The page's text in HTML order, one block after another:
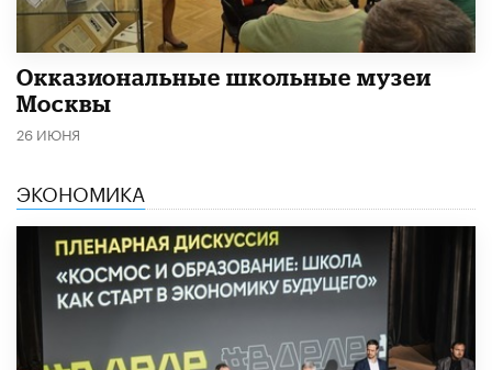
​Окказиональные школьные музеи
Москвы
26 ИЮНЯ
ЭКОНОМИКА